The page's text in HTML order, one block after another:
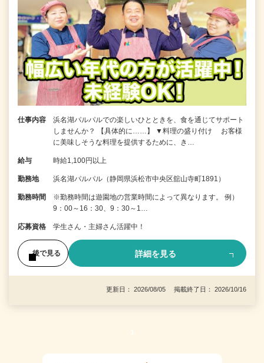
仕事内容
浜名湖パルパルでの楽しいひとときを、食を通じてサポート
しませんか？ 【具体的に……】 ▼料理の盛り付け お客様
に美味しそうな料理を提供するために、き…
給与 時給1,100円以上
勤務地 浜名湖パルパル（静岡県浜松市中央区舘山寺町1891）
勤務時間
※勤務時間は遊園地の営業時間によって異なります。 例）
9：00～16：30、9：30～1…
応募資格 学生さん・主婦さん活躍中！
後で見る 詳細を見る
更新日： 2026/08/05 掲載終了日： 2026/10/16
1